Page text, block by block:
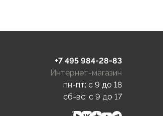
+7 495 984-28-83
Интернет-магазин
пн-пт: c 9 до 18
сб-вс: c 9 до 17